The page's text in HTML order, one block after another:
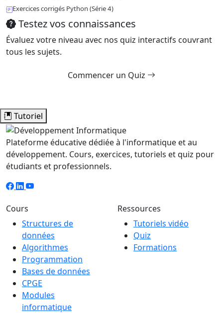
Exercices corrigés Python (Série 4)
Testez vos connaissances
Évaluez votre niveau avec nos quiz interactifs couvrant
tous les sujets.
Commencer un Quiz
Tutoriel
Plateforme éducative dédiée à l'informatique et au
développement. Cours, exercices, tutoriels et quiz pour
étudiants et professionnels.
Cours
Structures de
données
Algorithmes
Programmation
Bases de données
CPGE
Modules
informatique
Ressources
Tutoriels vidéo
Quiz
Formations